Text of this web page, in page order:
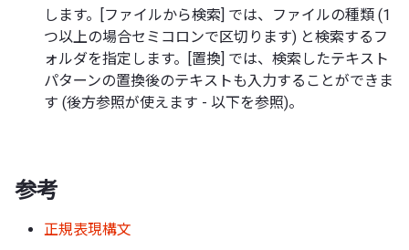
します。[ファイルから検索] では、ファイルの種類 (1
つ以上の場合セミコロンで区切ります) と検索するフ
ォルダを指定します。[置換] では、検索したテキスト
パターンの置換後のテキストも入力することができま
す (後方参照が使えます - 以下を参照)。
参考
正規表現構文